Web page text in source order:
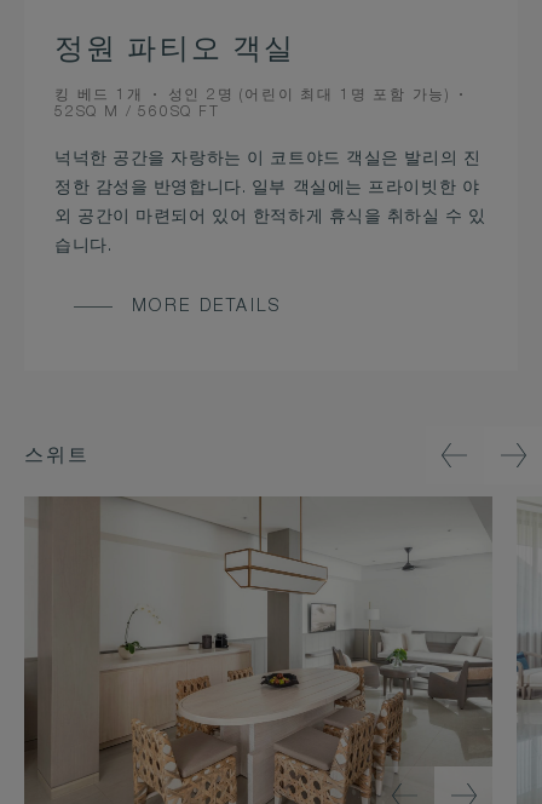
정원 파티오 객실
BEDS
킹 베드 1개 OCCUPANCY
성인 2명 (어린이 최대 1명 포함 가능)
ROOM
52SQ M / 560SQ FT
넉넉한 공간을 자랑하는 이 코트야드 객실은 발리의 진
정한 감성을 반영합니다. 일부 객실에는 프라이빗한 야
외 공간이 마련되어 있어 한적하게 휴식을 취하실 수 있
습니다.
MORE DETAILS
스위트